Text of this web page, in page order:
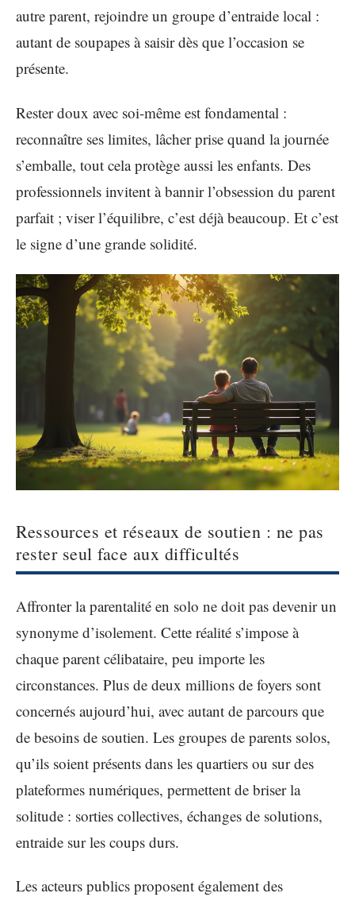
autre parent, rejoindre un groupe d’entraide local :
autant de soupapes à saisir dès que l’occasion se
présente.
Rester doux avec soi-même est fondamental :
reconnaître ses limites, lâcher prise quand la journée
s’emballe, tout cela protège aussi les enfants. Des
professionnels invitent à bannir l’obsession du parent
parfait ; viser l’équilibre, c’est déjà beaucoup. Et c’est
le signe d’une grande solidité.
Ressources et réseaux de soutien : ne pas
rester seul face aux difficultés
Affronter la parentalité en solo ne doit pas devenir un
synonyme d’isolement. Cette réalité s’impose à
chaque parent célibataire, peu importe les
circonstances. Plus de deux millions de foyers sont
concernés aujourd’hui, avec autant de parcours que
de besoins de soutien. Les groupes de parents solos,
qu’ils soient présents dans les quartiers ou sur des
plateformes numériques, permettent de briser la
solitude : sorties collectives, échanges de solutions,
entraide sur les coups durs.
Les acteurs publics proposent également des